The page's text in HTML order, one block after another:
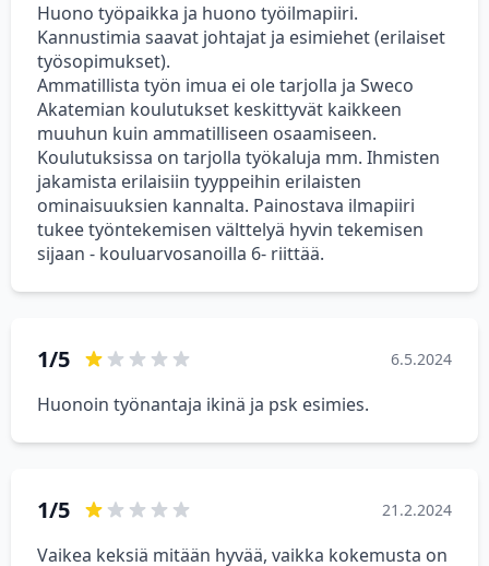
Huono työpaikka ja huono työilmapiiri.
Kannustimia saavat johtajat ja esimiehet (erilaiset
työsopimukset).
Ammatillista työn imua ei ole tarjolla ja Sweco
Akatemian koulutukset keskittyvät kaikkeen
muuhun kuin ammatilliseen osaamiseen.
Koulutuksissa on tarjolla työkaluja mm. Ihmisten
jakamista erilaisiin tyyppeihin erilaisten
ominaisuuksien kannalta. Painostava ilmapiiri
tukee työntekemisen välttelyä hyvin tekemisen
sijaan - kouluarvosanoilla 6- riittää.
1/5 6.5.2024
Huonoin työnantaja ikinä ja psk esimies.
1/5 21.2.2024
Vaikea keksiä mitään hyvää, vaikka kokemusta on